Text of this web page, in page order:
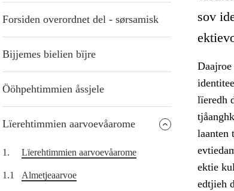
Forsiden overordnet del - sørsamisk
Bijjemes bielien bïjre
Ööhpehtimmien åssjele
Lïerehtimmien aarvoevåarome
1. Lïerehtimmien aarvoevåarome
1.1 Almetjeaarvoe
sov
lïeredh
laanten
ektie
edtjieh